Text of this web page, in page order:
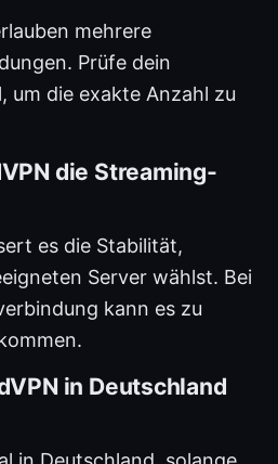
mehrere
Prüfe dein
um die exakte Anzahl zu
die Streaming-
es die Stabilität,
Server wählst. Bei
kann es zu
in Deutschland